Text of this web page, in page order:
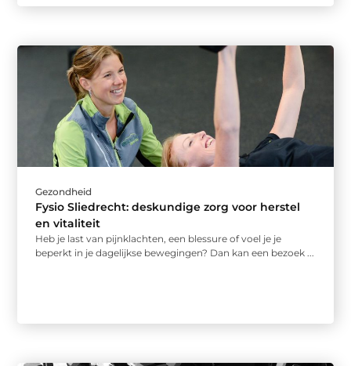
Gezondheid
Fysio Sliedrecht: deskundige zorg voor herstel
en vitaliteit
Heb je last van pijnklachten, een blessure of voel je je
beperkt in je dagelijkse bewegingen? Dan kan een bezoek ...